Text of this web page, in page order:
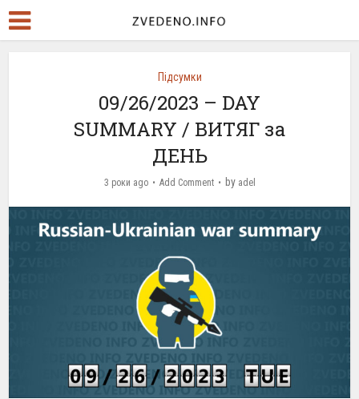
Підсумки
09/26/2023 – DAY
SUMMARY / ВИТЯГ за
ДЕНЬ
3 роки ago Add Comment by adel